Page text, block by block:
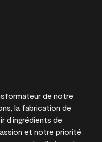
de notre
la fabrication de
d’ingrédients de
et notre priorité